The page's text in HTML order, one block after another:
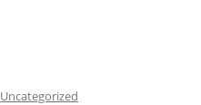
Uncategorized